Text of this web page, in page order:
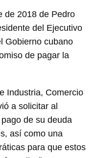
de 2018 de Pedro
del Ejecutivo
Gobierno cubano
de pagar la
Industria, Comercio
a solicitar al
de su deuda
así como una
para que estos